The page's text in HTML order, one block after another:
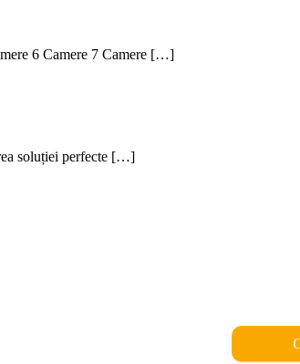
6 Camere 7 Camere […]
soluției perfecte […]